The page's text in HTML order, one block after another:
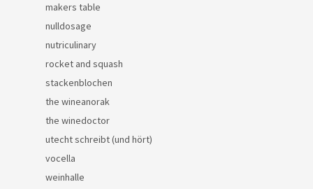
makers table
nulldosage
nutriculinary
rocket and squash
stackenblochen
the wineanorak
the winedoctor
utecht schreibt (und hört)
vocella
weinhalle